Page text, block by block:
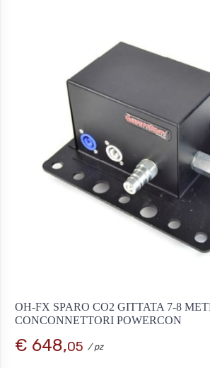
OH-FX SPARO CO2 GITTATA 7-8
CONCONNETTORI POWERCON
€ 648,05 / pz